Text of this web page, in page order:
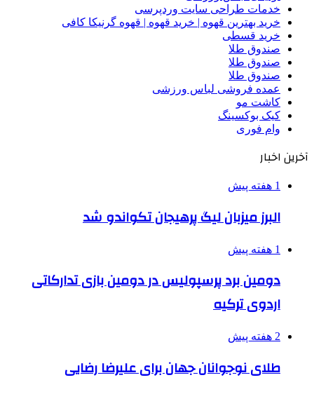
خدمات طراحی سایت وردپرسی
خرید بهترین قهوه | خرید قهوه | قهوه گرنیکا کافی
خرید قسطی
صندوق طلا
صندوق طلا
صندوق طلا
عمده فروشی لباس ورزشی
کاشت مو
کیک بوکسینگ
وام فوری
آخرین اخبار
1 هفته پیش
البرز میزبان لیگ پرهیجان تکواندو شد
1 هفته پیش
دومین برد پرسپولیس در دومین بازی تدارکاتی
اردوی ترکیه
2 هفته پیش
طلای نوجوانان جهان برای علیرضا رضایی